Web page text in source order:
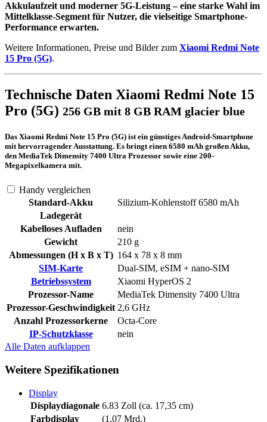
Akkulaufzeit und moderner 5G-Leistung – eine starke Wahl im
Mittelklasse-Segment für Nutzer, die vielseitige Smartphone-
Performance erwarten.
Weitere Informationen, Preise und Bilder zum Xiaomi Redmi Note
15 Pro (5G).
Technische Daten Xiaomi Redmi Note 15
Pro (5G) 256 GB mit 8 GB RAM glacier blue
Das Xiaomi Redmi Note 15 Pro (5G) ist ein günstiges Android-Smartphone
mit hervorragender Ausstattung. Es bringt einen 6580 mAh großen Akku,
den MediaTek Dimensity 7400 Ultra Prozessor sowie eine 200-
Megapixelkamera mit.
Handy vergleichen
Standard-Akku
Silizium-Kohlenstoff 6580 mAh
Ladegerät
Kabelloses Aufladen
nein
Gewicht
210 g
Abmessungen (H x B x T) 164 x 78 x 8 mm
SIM-Karte
Dual-SIM, eSIM + nano-SIM
Betriebssystem
Xiaomi HyperOS 2
Prozessor-Name
MediaTek Dimensity 7400 Ultra
Prozessor-Geschwindigkeit 2,6 GHz
Anzahl Prozessorkerne
Octa-Core
IP-Schutzklasse
nein
Alle Daten aufklappen
Weitere Spezifikationen
Display
Displaydiagonale 6.83 Zoll (ca. 17,35 cm)
Farbdisplay
(1,07 Mrd.)